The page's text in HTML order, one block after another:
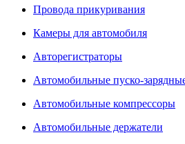
Провода прикуривания
Камеры для автомобиля
Авторегистраторы
Автомобильные пуско-
Автомобильные компрессоры
Автомобильные держатели